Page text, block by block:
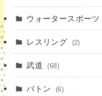
(37)
(16)
(4)
(8)
ウォータースポーツ
(7)
(15)
レスリング (2)
武道 (68)
バトン (6)